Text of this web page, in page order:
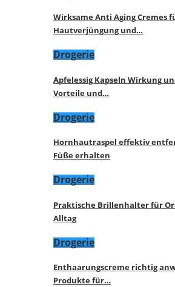
Wirksame Anti Aging Cremes
Hautverjüngung und…
Drogerie
Apfelessig Kapseln Wirkung
Vorteile und…
Drogerie
Hornhautraspel effektiv
Füße erhalten
Drogerie
Praktische Brillenhalter für
Alltag
Drogerie
Enthaarungscreme richtig
Produkte für…